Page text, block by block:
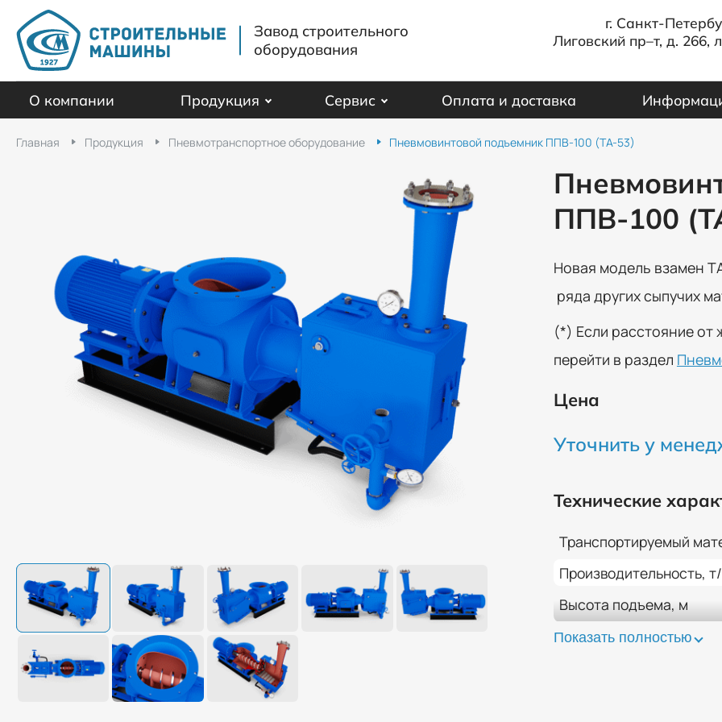
Завод строительного
оборудования
г. Санкт-
Лиговский пр–т, д. 266,
О компании Продукция Сервис Оплата и доставка
Главная Продукция Пневмотранспортное оборудование Пневмовинтовой подъемник ППВ-100 (ТА-53)
ППВ-100
Новая модель взамен
ряда других сыпучих
(*) Если расстояние от
перейти в раздел
Цена
Уточнить у
Технические
Транспортируемый
Производительность,
Высота подъема, м
Расход сжатого воздуха
Показать полностью